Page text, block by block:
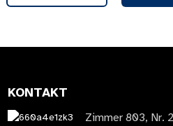
KONTAKT
Zimmer 803, Nr.